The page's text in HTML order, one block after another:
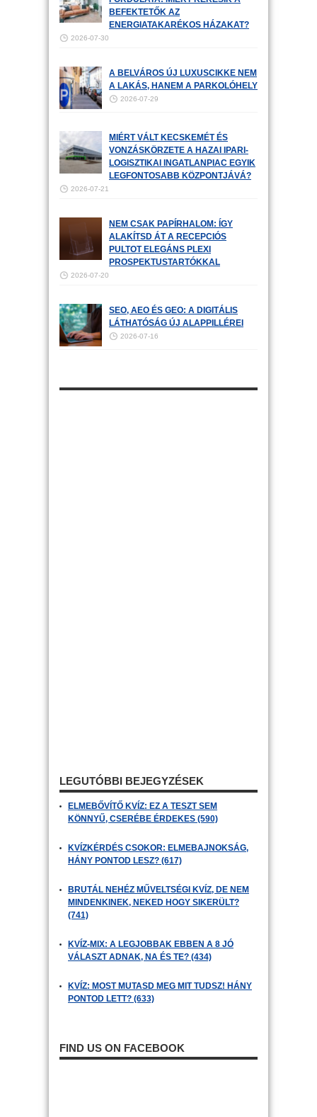
BEFEKTETŐK AZ
ENERGIATAKARÉKOS HÁZAKAT?
2026-07-30
A BELVÁROS ÚJ LUXUSCIKKE NEM
A LAKÁS, HANEM A PARKOLÓHELY
2026-07-29
MIÉRT VÁLT KECSKEMÉT ÉS
VONZÁSKÖRZETE A HAZAI IPARI-
LOGISZTIKAI INGATLANPIAC EGYIK
LEGFONTOSABB KÖZPONTJÁVÁ?
2026-07-21
NEM CSAK PAPÍRHALOM: ÍGY
ALAKÍTSD ÁT A RECEPCIÓS
PULTOT ELEGÁNS PLEXI
PROSPEKTUSTARTÓKKAL
2026-07-20
SEO, AEO ÉS GEO: A DIGITÁLIS
LÁTHATÓSÁG ÚJ ALAPPILLÉREI
2026-07-16
LEGUTÓBBI BEJEGYZÉSEK
ELMEBŐVÍTŐ KVÍZ: EZ A TESZT SEM
KÖNNYŰ, CSERÉBE ÉRDEKES (590)
KVÍZKÉRDÉS CSOKOR: ELMEBAJNOKSÁG,
HÁNY PONTOD LESZ? (617)
BRUTÁL NEHÉZ MŰVELTSÉGI KVÍZ, DE NEM
MINDENKINEK, NEKED HOGY SIKERÜLT?
(741)
KVÍZ-MIX: A LEGJOBBAK EBBEN A 8 JÓ
VÁLASZT ADNAK, NA ÉS TE? (434)
KVÍZ: MOST MUTASD MEG MIT TUDSZ! HÁNY
PONTOD LETT? (633)
FIND US ON FACEBOOK